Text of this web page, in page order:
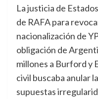
La justicia de
de RAFA para
nacionalización de
obligación de
millones a Burford y
civil buscaba anular
supuestas